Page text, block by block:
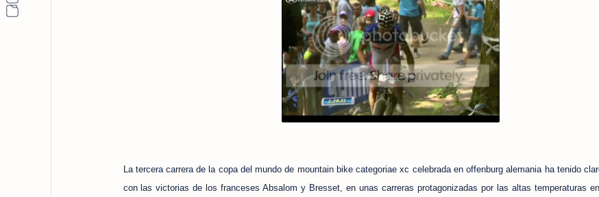
La tercera carrera de la copa del mundo de mountain bike categoriae xc celebrada en offenburg alemania ha tenido
con las victorias de los franceses Absalom y Bresset, en unas carreras protagonizadas por las altas temperaturas